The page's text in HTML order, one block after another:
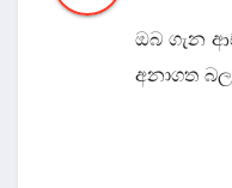
ඔබ ගැන
අනාගත